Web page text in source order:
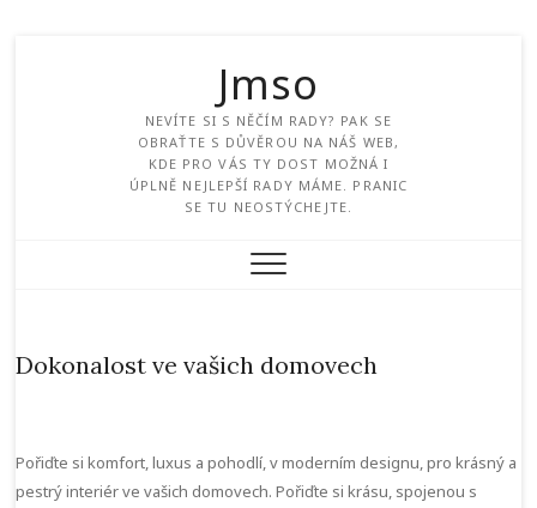
Jmso
NEVÍTE SI S NĚČÍM RADY? PAK SE
OBRAŤTE S DŮVĚROU NA NÁŠ WEB,
KDE PRO VÁS TY DOST MOŽNÁ I
ÚPLNĚ NEJLEPŠÍ RADY MÁME. PRANIC
SE TU NEOSTÝCHEJTE.
Dokonalost ve vašich domovech
Pořiďte si komfort, luxus a pohodlí, v moderním designu, pro krásný a
pestrý interiér ve vašich domovech. Pořiďte si krásu, spojenou s